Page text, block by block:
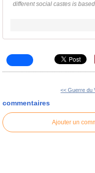
different social castes is
<< Guerre du
commentaires
Ajouter un